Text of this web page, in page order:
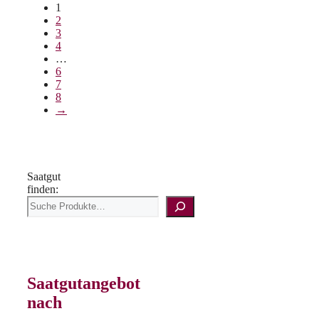
1
2
3
4
…
6
7
8
→
Saatgut
finden:
Saatgutangebot
nach